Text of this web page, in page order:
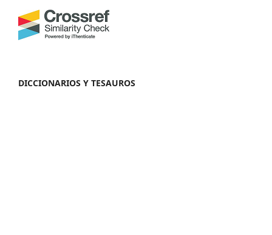
DICCIONARIOS Y TESAUROS